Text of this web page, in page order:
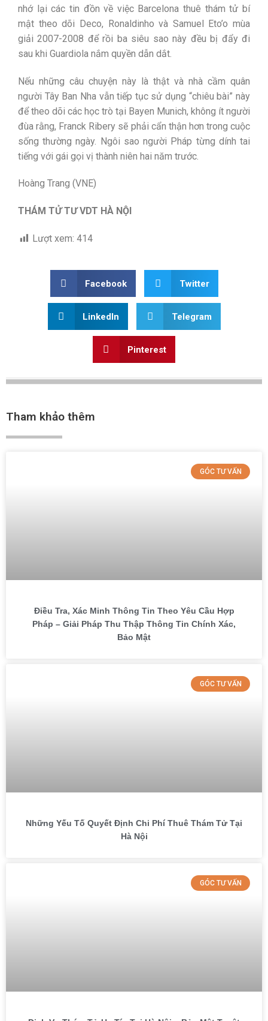
nhớ lại các tin đồn về việc Barcelona thuê thám tử bí
mật theo dõi Deco, Ronaldinho và Samuel Eto’o mùa
giải 2007-2008 để rồi ba siêu sao này đều bị đẩy đi
sau khi Guardiola nắm quyền dẫn dắt.
Nếu những câu chuyện này là thật và nhà cầm quân
người Tây Ban Nha vẫn tiếp tục sử dụng “chiêu bài” này
để theo dõi các học trò tại Bayen Munich, không ít người
đùa rằng, Franck Ribery sẽ phải cẩn thận hơn trong cuộc
sống thường ngày. Ngôi sao người Pháp từng dính tai
tiếng với gái gọi vị thành niên hai năm trước.
Hoàng Trang (VNE)
THÁM TỬ TƯ VDT HÀ NỘI
Lượt xem: 414
Facebook Twitter
LinkedIn Telegram
Pinterest
Tham khảo thêm
GÓC TƯ VẤN
Điều Tra, Xác Minh Thông Tin Theo Yêu Cầu Hợp
Pháp – Giải Pháp Thu Thập Thông Tin Chính Xác,
Bảo Mật
GÓC TƯ VẤN
Những Yếu Tố Quyết Định Chi Phí Thuê Thám Tử Tại
Hà Nội
GÓC TƯ VẤN